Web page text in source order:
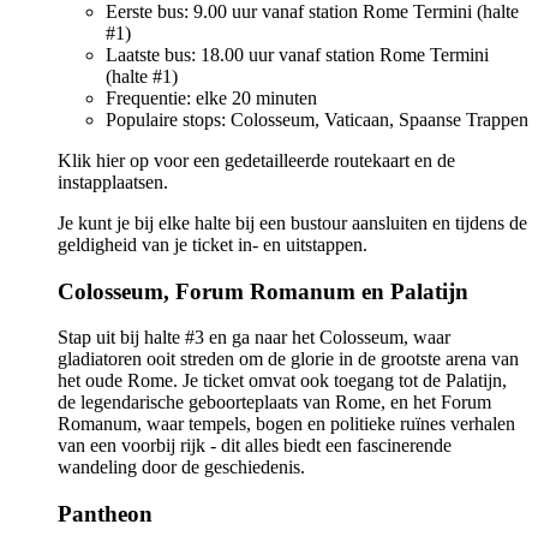
Eerste bus: 9.00 uur vanaf station Rome Termini (halte
#1)
Laatste bus: 18.00 uur vanaf station Rome Termini
(halte #1)
Frequentie: elke 20 minuten
Populaire stops: Colosseum, Vaticaan, Spaanse Trappen
Klik hier op voor een gedetailleerde routekaart en de
instapplaatsen.
Je kunt je bij elke halte bij een bustour aansluiten en tijdens de
geldigheid van je ticket in- en uitstappen.
Colosseum, Forum Romanum en Palatijn
Stap uit bij halte #3 en ga naar het Colosseum, waar
gladiatoren ooit streden om de glorie in de grootste arena van
het oude Rome. Je ticket omvat ook toegang tot de Palatijn,
de legendarische geboorteplaats van Rome, en het Forum
Romanum, waar tempels, bogen en politieke ruïnes verhalen
van een voorbij rijk - dit alles biedt een fascinerende
wandeling door de geschiedenis.
Pantheon